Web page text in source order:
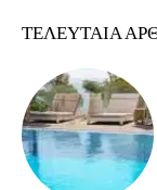
ΤΕΛΕΥΤΑΊΑ